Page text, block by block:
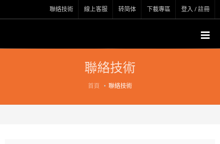
聯絡技術 線上客服 转简体 下載專區 登入 / 註冊
聯絡技術
首頁 聯絡技術